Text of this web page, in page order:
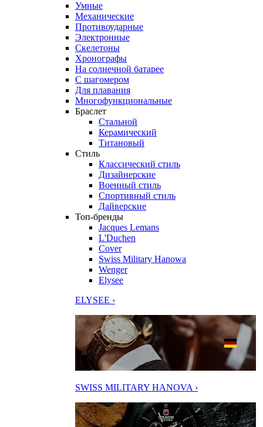
Умные
Механические
Противоударные
Электронные
Скелетоны
Хронографы
На солнечной батарее
С шагомером
Для плавания
Многофункциональные
Браслет
Стальной
Керамический
Титановый
Стиль
Классический стиль
Дизайнерские
Военный стиль
Спортивный стиль
Дайверские
Топ-бренды
Jacques Lemans
L'Duchen
Cover
Swiss Military Hanowa
Wenger
Elysee
ELYSEE ›
SWISS MILITARY HANOVA ›